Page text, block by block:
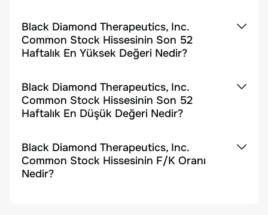
Black Diamond Therapeutics, Inc.
Common Stock Hissesinin Son 52
Haftalık En Yüksek Değeri Nedir?
Black Diamond Therapeutics, Inc.
Common Stock Hissesinin Son 52
Haftalık En Düşük Değeri Nedir?
Black Diamond Therapeutics, Inc.
Common Stock Hissesinin F/K Oranı
Nedir?